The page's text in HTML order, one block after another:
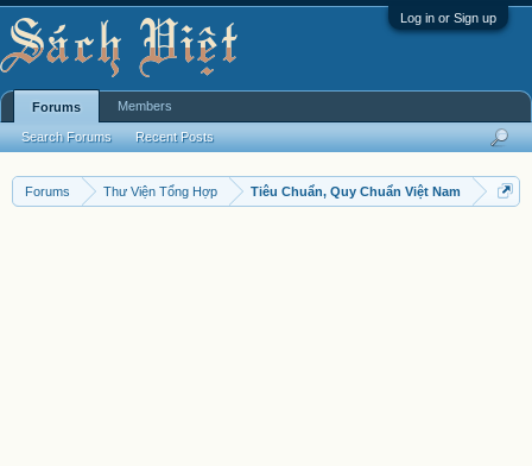
Log in or Sign up
Forums Thư Viện Tổng Hợp Tiêu Chuẩn, Quy Chuẩn Việt Nam
Forums
Search Forums Recent Posts
Members